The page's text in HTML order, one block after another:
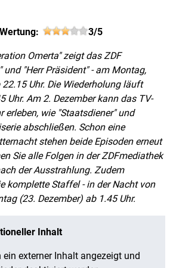
3/5
Omerta" zeigt das ZDF
und "Herr Präsident" - am Montag,
Uhr. Die Wiederholung läuft
Uhr. Am 2. Dezember kann das TV-
erleben, wie "Staatsdiener" und
abschließen. Schon eine
stehen beide Episoden erneut
Sie alle Folgen in der ZDFmediathek
der Ausstrahlung. Zudem
komplette Staffel - in der Nacht von
(23. Dezember) ab 1.45 Uhr.